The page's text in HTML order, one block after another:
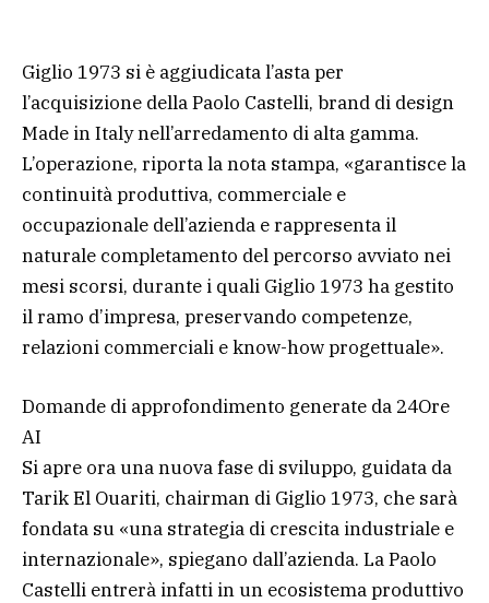
Giglio 1973 si è aggiudicata l’asta per
l’acquisizione della Paolo Castelli, brand di design
Made in Italy nell’arredamento di alta gamma.
L’operazione, riporta la nota stampa, «garantisce la
continuità produttiva, commerciale e
occupazionale dell’azienda e rappresenta il
naturale completamento del percorso avviato nei
mesi scorsi, durante i quali Giglio 1973 ha gestito
il ramo d’impresa, preservando competenze,
relazioni commerciali e know-how progettuale».
Domande di approfondimento generate da 24Ore
AI
Si apre ora una nuova fase di sviluppo, guidata da
Tarik El Ouariti, chairman di Giglio 1973, che sarà
fondata su «una strategia di crescita industriale e
internazionale», spiegano dall’azienda. La Paolo
Castelli entrerà infatti in un ecosistema produttivo